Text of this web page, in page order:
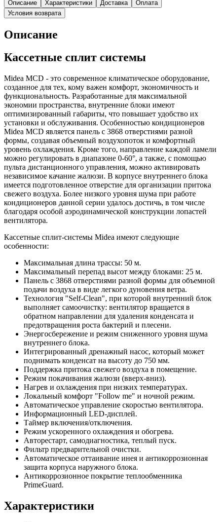
Описание Характеристики Доставка
Оплата
Условия возврата
Описание
Кассетные сплит системы
Midea MCD - это современное климатическое оборудование,
созданное для тех, кому важен комфорт, экономичность и
функциональность. Разработанные для максимальной
экономии пространства, внутренние блоки имеют
оптимизированный габариты, что повышает удобство их
установки и обслуживания. Особенностью кондиционеров
Midea MCD является панель с 3868 отверстиями разной
формы, создавая объемный воздухопоток и комфортный
уровень охлаждения. Кроме того, направление каждой ламели
можно регулировать в диапазоне 0-60°, а также, с помощью
пульта дистанционного управления, можно активировать
независимое качание жалюзи. В корпусе внутреннего блока
имеется подготовленное отверстие для организации притока
свежего воздуха. Более низкого уровня шума при работе
кондиционеров данной серии удалось достичь, в том числе
благодаря особой аэродинамической конструкции лопастей
вентилятора.
Кассетные сплит-системы Midea имеют следующие
особенности:
Максимальная длина трассы: 50 м.
Максимальный перепад высот между блоками: 25 м.
Панель с 3868 отверстиями разной формы для объемной
подачи воздуха в виде легкого дуновения ветра.
Технология "Self-Clean", при которой внутренний блок
выполняет самоочистку: вентилятор вращается в
обратном направлении для удаления конденсата и
предотвращения роста бактерий и плесени.
Энергосбережение и режим сниженного уровня шума
внутреннего блока.
Интегрированный дренажный насос, который может
поднимать конденсат на высоту до 750 мм.
Поддержка притока свежего воздуха в помещение.
Режим покачивания жалюзи (вверх-вниз).
Нагрев и охлаждения при низких температурах.
Локальный комфорт "Follow me" и ночной режим.
Автоматическое управление скоростью вентилятора.
Информационный LED-дисплей.
Таймер включения/отключения.
Режим ускоренного охлаждения и обогрева.
Авторестарт, самодиагностика, теплый пуск.
Фильтр предварительной очистки.
Автоматическое оттаивание инея и антикоррозионная
защита корпуса наружного блока.
Антикоррозионное покрытие теплообменника
PrimeGuard.
Характеристики